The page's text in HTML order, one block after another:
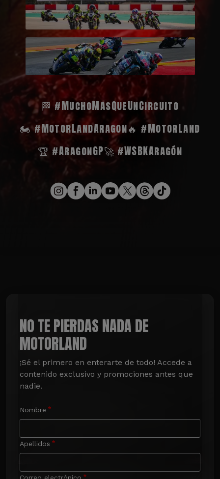
🏁 #MuchoMasQueUnCircuito
🏍️ #MotorLandAragon🔥 #MotorLand
🏆 #AragonGP🚀 #WSBKAragón
NO TE PIERDAS NADA DE
MOTORLAND
¡Sé el primero en enterarte de todo! Accede a
contenido exclusivo y promociones antes que
nadie.
Nombre
Apellidos
Correo electrónico